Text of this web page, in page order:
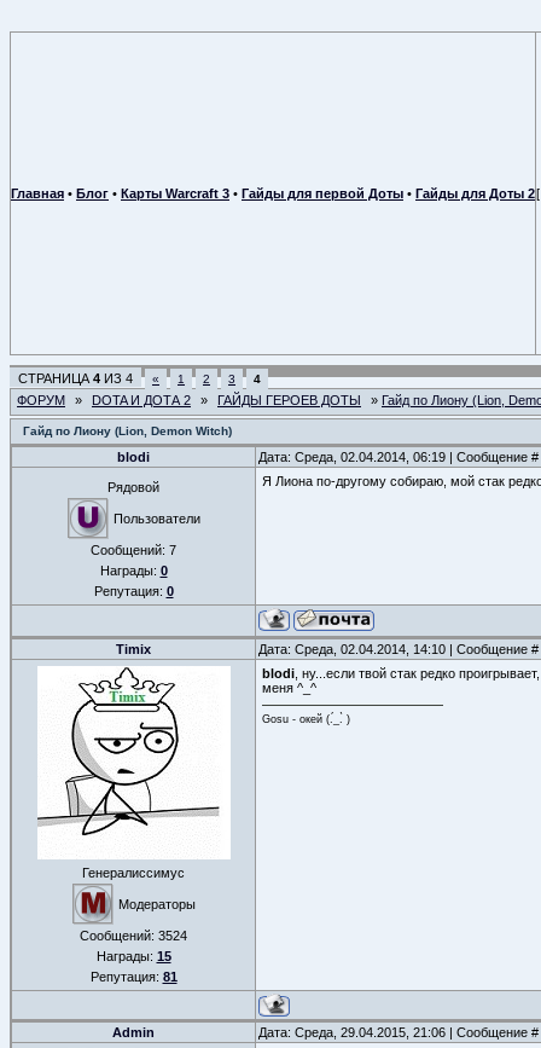
Главная • Блог • Карты Warcraft 3 • Гайды для первой Доты • Гайды для Доты 2
СТРАНИЦА 4 ИЗ 4 « 1 2 3 4
ФОРУМ » DOTA И ДОТА 2 » ГАЙДЫ ГЕРОЕВ ДОТЫ » Гайд по Лиону (Lion,
Гайд по Лиону (Lion, Demon Witch)
blodi Дата: Среда, 02.04.2014, 06:19 | Сообщение #
Рядовой
Пользователи
Сообщений: 7
Награды: 0
Репутация: 0
Я Лиона по-другому собираю, мой стак
Timix Дата: Среда, 02.04.2014, 14:10 | Сообщение #
Генералиссимус
Модераторы
Сообщений: 3524
Награды: 15
Репутация: 81
blodi , ну...если твой стак редко
меня ^_^
Gosu - окей (.́_.̀ )
Admin Дата: Среда, 29.04.2015, 21:06 | Сообщение #